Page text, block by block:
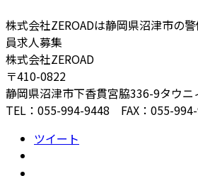
株式会社ZEROADは静岡県沼津市の
員求人募集
株式会社ZEROAD
〒410-0822
静岡県沼津市下香貫宮脇336-9タウニ
TEL：055-994-9448 FAX：055-
ツイート